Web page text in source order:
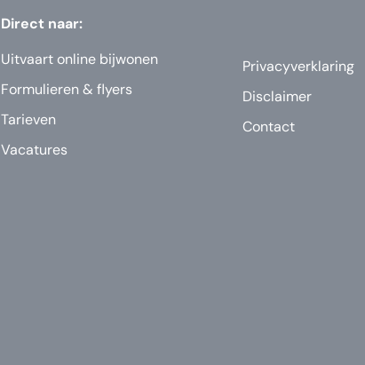
Direct naar:
Uitvaart online bijwonen
Formulieren & flyers
Tarieven
Vacatures
Privacyverklaring
Disclaimer
Contact